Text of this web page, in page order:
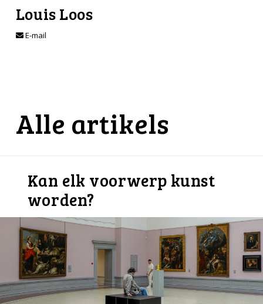
Louis Loos
E-mail
Alle artikels
Kan elk voorwerp kunst
worden?